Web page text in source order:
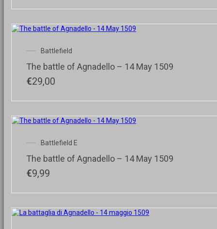
originale
€25,00.
attuale
€15,00.
Battlefield
The battle of Agnadello – 14 May 1509
€29,00
Battlefield E
The battle of Agnadello – 14 May 1509
€9,99